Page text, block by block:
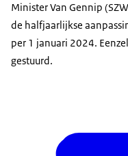
Minister Van Gennip
de halfjaarlijkse
per 1 januari 2024.
gestuurd.